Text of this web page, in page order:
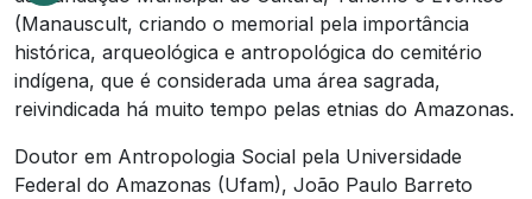
(Manauscult, criando o memorial pela importância
histórica, arqueológica e antropológica do cemitério
indígena, que é considerada uma área sagrada,
reivindicada há muito tempo pelas etnias do Amazonas.
Doutor em Antropologia Social pela Universidade
Federal do Amazonas (Ufam), João Paulo Barreto